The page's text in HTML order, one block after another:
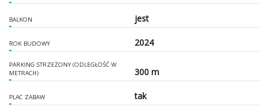
BALKON jest
ROK BUDOWY 2024
PARKING STRZEŻONY (ODLEGŁOŚĆ W
METRACH)
300 m
PLAC ZABAW tak